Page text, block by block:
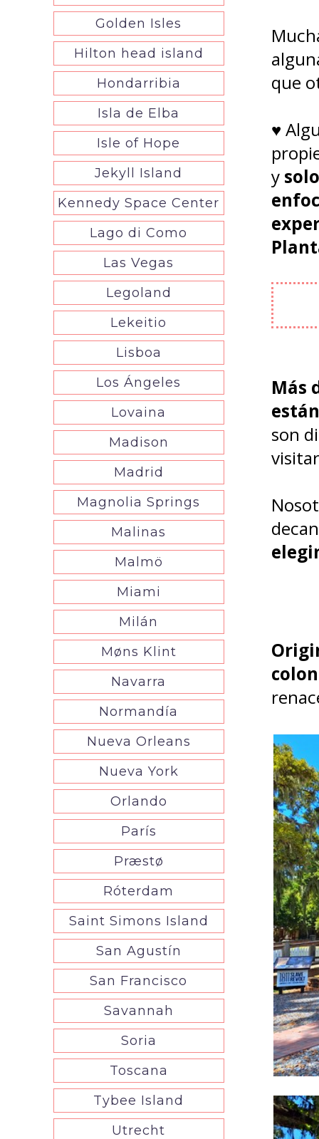
que
♥
y
Más
son
Golden Isles
Hilton head island
Hondarribia
Isla de Elba
Isle of Hope
Jekyll Island
Kennedy Space Center
Lago di Como
Las Vegas
Legoland
Lekeitio
Lisboa
Los Ángeles
Lovaina
Madison
Madrid
Magnolia Springs
Malinas
Malmö
Miami
Milán
Møns Klint
Navarra
Normandía
Nueva Orleans
Nueva York
Orlando
París
Præstø
Róterdam
Saint Simons Island
San Agustín
San Francisco
Savannah
Soria
Toscana
Tybee Island
Utrecht